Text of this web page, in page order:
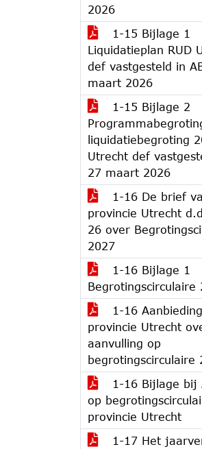
2026
1-15 Bijlage 1
Liquidatieplan RUD
def vastgesteld in
maart 2026
1-15 Bijlage 2
liquidatiebegroting
Utrecht def
27 maart 2026
1-16 De brief
provincie Utrecht
26 over
2027
1-16 Bijlage 1
Begrotingscirculaire
1-16
provincie Utrecht
aanvulling op
begrotingscirculaire
1-16 Bijlage bij
op
provincie Utrecht
1-17 Het